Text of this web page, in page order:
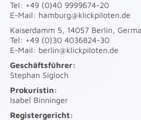
Tel: +49 (0)40 9999674-20
E-Mail: hamburg@klickpiloten.de
Kaiserdamm 5, 14057 Berlin,
Tel: +49 (0)30 4036824-30
E-Mail: berlin@klickpiloten.de
Geschäftsführer:
Stephan Sigloch
Prokuristin:
Isabel Binninger
Registergericht: